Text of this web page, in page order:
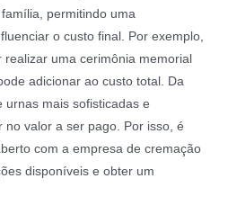
permitindo uma
o custo final. Por exemplo,
uma cerimônia memorial
adicionar ao custo total. Da
urnas mais sofisticadas e
valor a ser pago. Por isso, é
com a empresa de cremação
disponíveis e obter um